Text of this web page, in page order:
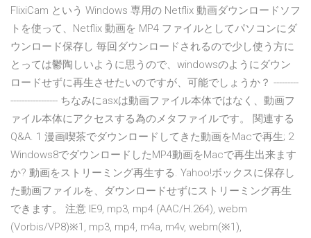
FlixiCam という Windows 専用の Netflix 動画ダウンロードソフ
トを使って、Netflix 動画を MP4 ファイルとしてパソコンにダ
ウンロード保存し 毎回ダウンロードされるので少し使う方に
とっては鬱陶しいように思うので、windowsのようにダウン
ロードせずに再生させたいのですが、可能でしょうか？ ---------
----------------- ちなみにasxは動画ファイル本体ではなく、動画フ
ァイル本体にアクセスする為のメタファイルです。 関連する
Q&A. 1 漫画喫茶でダウンロードしてきた動画をMacで再生; 2
Windows8でダウンロードしたMP4動画をMacで再生出来ます
か? 動画をストリーミング再生する. Yahoo!ボックスに保存し
た動画ファイルを、ダウンロードせずにストリーミング再生
できます。 注意 IE9, mp3, mp4 (AAC/H.264), webm
(Vorbis/VP8)※1, mp3, mp4, m4a, m4v, webm(※1),